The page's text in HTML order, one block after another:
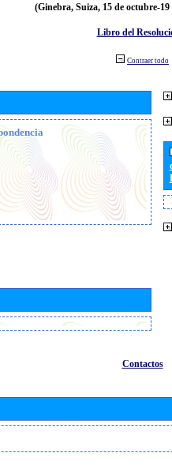
(Ginebra, Suiza, 15 de octubre-19
Libro del
Contraer todo
Contactos